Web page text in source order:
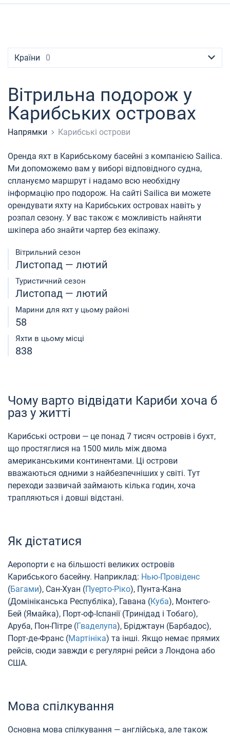
Сейшели
Мартініка
Багами
Ібіца
Лефкада
Корфу
Регіон Мугла
Марина Баотік
Марина Корнаті
Марина Кастела
ACI Марина Дубровник
Марина Веруда
Dufour
Hanse
Excess
Lagoon
Bali
Fountaine Pajot
Leopard
Lagoon 46
Bali Catspace
Bali 4.2
Bali 4.6
Bali 5.4
Astrea 42
Excess 11
Bavaria Cruiser 46
Oceanis 40.1
Oceanis 46.1
Oceanis 51.1
Jeanneau 54
Sun Odyssey 440
Sun Odyssey 410
Dufour 46 GL
Лавріон
Гран-Канарія
Балеарські острови
Сардинія
Неаполь
Амальфі
Мармарис
Фетхіє
Бодрум
Британські Віргінські острови
Мартініка
Сент-Люсія
booking@sailica.com
Країни 0
Вітрильна подорож у
Карибських островах
Напрямки Карибські острови
Оренда яхт в Карибському басейні з компанією Sailica.
Ми допоможемо вам у виборі відповідного судна,
сплануємо маршрут і надамо всю необхідну
інформацію про подорож. На сайті Sailica ви можете
орендувати яхту на Карибських островах навіть у
розпал сезону. У вас також є можливість найняти
шкіпера або знайти чартер без екіпажу.
Вітрильний сезон
Листопад — лютий
Туристичний сезон
Листопад — лютий
Марини для яхт у цьому районі
58
Яхти в цьому місці
838
Чому варто відвідати Кариби хоча б
раз у житті
Карибські острови — це понад 7 тисяч островів і бухт,
що простяглися на 1500 миль між двома
американськими континентами. Ці острови
вважаються одними з найбезпечніших у світі. Тут
переходи зазвичай займають кілька годин, хоча
трапляються і довші відстані.
Як дістатися
Аеропорти є на більшості великих островів
Карибського басейну. Наприклад: Нью-Провіденс
(Багами), Сан-Хуан (Пуерто-Ріко), Пунта-Кана
(Домініканська Республіка), Гавана (Куба), Монтего-
Бей (Ямайка), Порт-оф-Іспанії (Тринідад і Тобаго),
Аруба, Пон-Пітре (Гваделупа), Бріджтаун (Барбадос),
Порт-де-Франс (Мартініка) та інші. Якщо немає прямих
рейсів, сюди завжди є регулярні рейси з Лондона або
США.
Мова спілкування
Основна мова спілкування — англійська, але також